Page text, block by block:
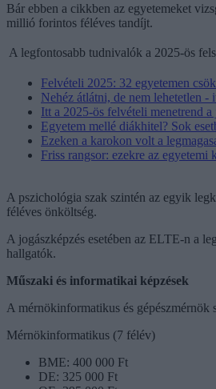
Bár ebben a cikkben az egyetemeket
millió forintos féléves tandíjt.
A legfontosabb tudnivalók a 2025-ös
Felvételi 2025: 32 egyetemen
Nehéz átlátni, de nem lehetetlen
Itt a 2025-ös felvételi menetrend
Egyetem mellé diákhitel? Sok
Ezeken a karokon volt a
Friss rangsor: ezekre az
A pszichológia szak szintén az egyik
féléves önköltség.
A jogászképzés esetében az ELTE-n a
hallgatók.
Műszaki és informatikai képzések
A mérnökinformatikus és gépészmérnök
Mérnökinformatikus (7 félév)
BME: 400 000 Ft
DE: 325 000 Ft